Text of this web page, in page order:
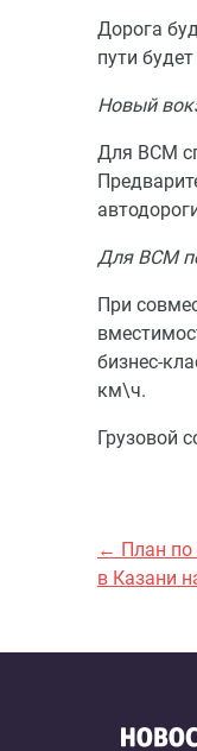
Дорога
пути
Новый
Для ВСМ
Для ВСМ
При
бизнес-
км\ч.
Грузовой
← План по
в Казани